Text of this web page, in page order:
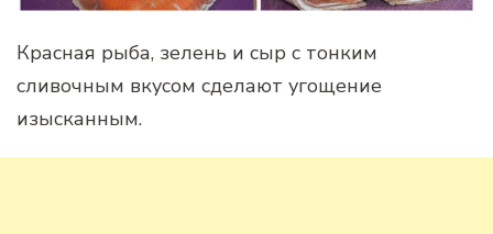
Красная рыба, зелень и сыр с тонким
сливочным вкусом сделают угощение
изысканным.